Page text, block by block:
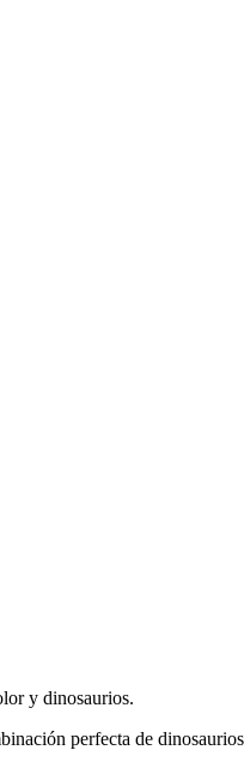
y dinosaurios.
perfecta de